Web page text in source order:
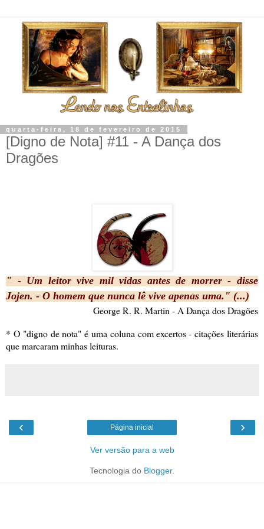
quarta-feira, 18 de fevereiro de 2015
[Digno de Nota] #11 - A Dança dos
Dragões
" - Um leitor vive mil vidas antes de morrer - disse
Jojen. - O homem que nunca lê vive apenas uma." (...)
George R. R. Martin - A Dança dos Dragões
* O "digno de nota" é uma coluna com excertos - citações literárias
que marcaram minhas leituras.
‹ ›
Página inicial
Ver versão para a web
Tecnologia do Blogger.